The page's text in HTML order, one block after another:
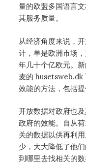
量的欧盟多国语言
其服务质量。
从经济角度来说，
计，单是欧洲市场
年几十个亿欧元。
麦的 husetsweb.dk
效能的方法，包括
开放数据对政府也
政府的效能。自从
关的数据以供再利
少，大大降低了他
到哪里去找相关的